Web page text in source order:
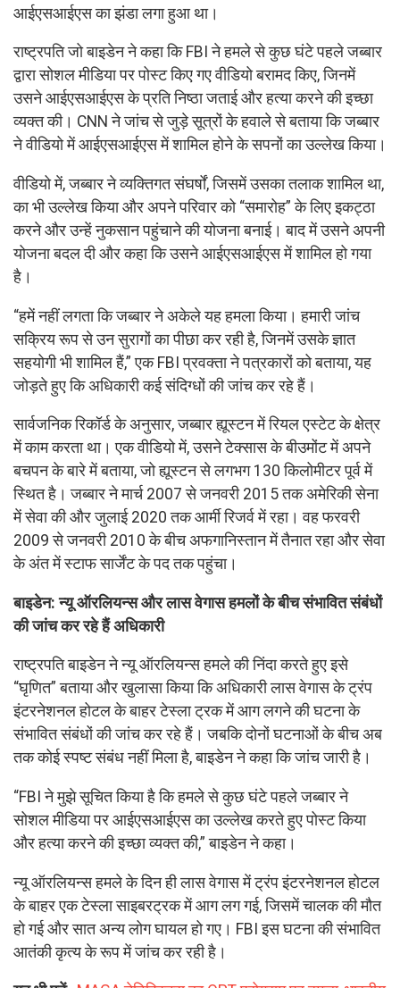
आईएसआईएस का झंडा लगा हुआ था।
राष्ट्रपति जो बाइडेन ने कहा कि FBI ने हमले से कुछ घंटे पहले जब्बार
द्वारा सोशल मीडिया पर पोस्ट किए गए वीडियो बरामद किए, जिनमें
उसने आईएसआईएस के प्रति निष्ठा जताई और हत्या करने की इच्छा
व्यक्त की। CNN ने जांच से जुड़े सूत्रों के हवाले से बताया कि जब्बार
ने वीडियो में आईएसआईएस में शामिल होने के सपनों का उल्लेख किया।
वीडियो में, जब्बार ने व्यक्तिगत संघर्षों, जिसमें उसका तलाक शामिल था,
का भी उल्लेख किया और अपने परिवार को “समारोह” के लिए इकट्ठा
करने और उन्हें नुकसान पहुंचाने की योजना बनाई। बाद में उसने अपनी
योजना बदल दी और कहा कि उसने आईएसआईएस में शामिल हो गया
है।
“हमें नहीं लगता कि जब्बार ने अकेले यह हमला किया। हमारी जांच
सक्रिय रूप से उन सुरागों का पीछा कर रही है, जिनमें उसके ज्ञात
सहयोगी भी शामिल हैं,” एक FBI प्रवक्ता ने पत्रकारों को बताया, यह
जोड़ते हुए कि अधिकारी कई संदिग्धों की जांच कर रहे हैं।
सार्वजनिक रिकॉर्ड के अनुसार, जब्बार ह्यूस्टन में रियल एस्टेट के क्षेत्र
में काम करता था। एक वीडियो में, उसने टेक्सास के बीउमोंट में अपने
बचपन के बारे में बताया, जो ह्यूस्टन से लगभग 130 किलोमीटर पूर्व में
स्थित है। जब्बार ने मार्च 2007 से जनवरी 2015 तक अमेरिकी सेना
में सेवा की और जुलाई 2020 तक आर्मी रिजर्व में रहा। वह फरवरी
2009 से जनवरी 2010 के बीच अफगानिस्तान में तैनात रहा और सेवा
के अंत में स्टाफ सार्जेंट के पद तक पहुंचा।
बाइडेन: न्यू ऑरलियन्स और लास वेगास हमलों के बीच संभावित संबंधों
की जांच कर रहे हैं अधिकारी
राष्ट्रपति बाइडेन ने न्यू ऑरलियन्स हमले की निंदा करते हुए इसे
“घृणित” बताया और खुलासा किया कि अधिकारी लास वेगास के ट्रंप
इंटरनेशनल होटल के बाहर टेस्ला ट्रक में आग लगने की घटना के
संभावित संबंधों की जांच कर रहे हैं। जबकि दोनों घटनाओं के बीच अब
तक कोई स्पष्ट संबंध नहीं मिला है, बाइडेन ने कहा कि जांच जारी है।
“FBI ने मुझे सूचित किया है कि हमले से कुछ घंटे पहले जब्बार ने
सोशल मीडिया पर आईएसआईएस का उल्लेख करते हुए पोस्ट किया
और हत्या करने की इच्छा व्यक्त की,” बाइडेन ने कहा।
न्यू ऑरलियन्स हमले के दिन ही लास वेगास में ट्रंप इंटरनेशनल होटल
के बाहर एक टेस्ला साइबरट्रक में आग लग गई, जिसमें चालक की मौत
हो गई और सात अन्य लोग घायल हो गए। FBI इस घटना की संभावित
आतंकी कृत्य के रूप में जांच कर रही है।